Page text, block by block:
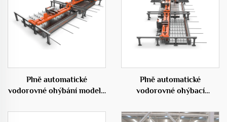
Plně automatické
vodorovné ohýbání modelu
Plně automatické
vodorovné ohýbací